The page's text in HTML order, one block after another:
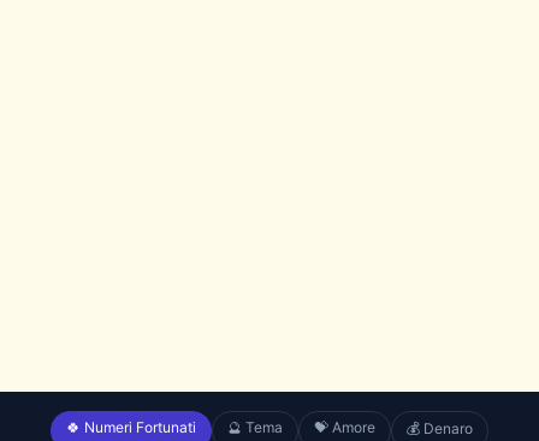
🍀 Numeri Fortunati 🔮 Tema 💝 Amore 💰 Denaro